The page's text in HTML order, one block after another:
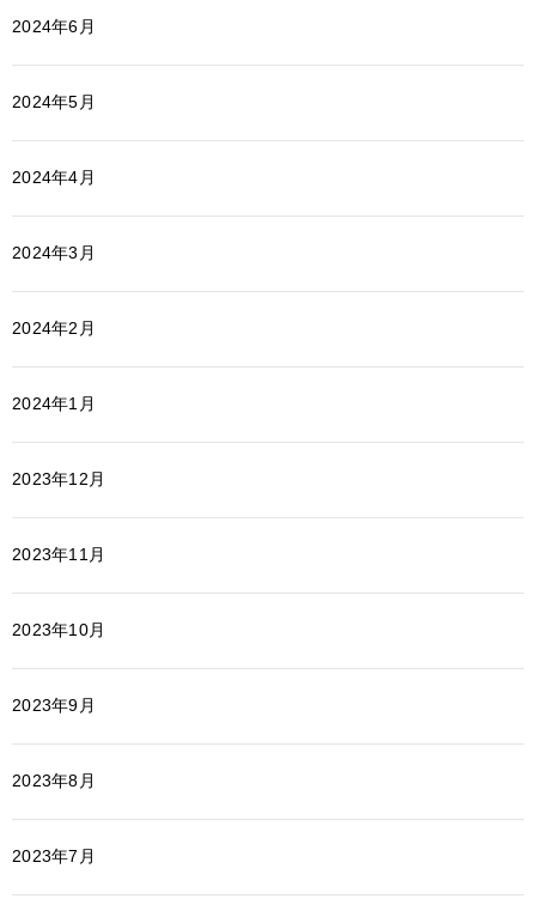
2024年6月
2024年5月
2024年4月
2024年3月
2024年2月
2024年1月
2023年12月
2023年11月
2023年10月
2023年9月
2023年8月
2023年7月